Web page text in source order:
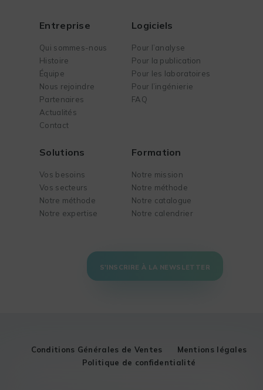
Entreprise
Qui sommes-nous
Histoire
Équipe
Nous rejoindre
Partenaires
Actualités
Contact
Logiciels
Pour l’analyse
Pour la publication
Pour les laboratoires
Pour l’ingénierie
FAQ
Solutions
Vos besoins
Vos secteurs
Notre méthode
Notre expertise
Formation
Notre mission
Notre méthode
Notre catalogue
Notre calendrier
S'INSCRIRE À LA NEWSLETTER
Conditions Générales de Ventes
Mentions légales
Politique de confidentialité